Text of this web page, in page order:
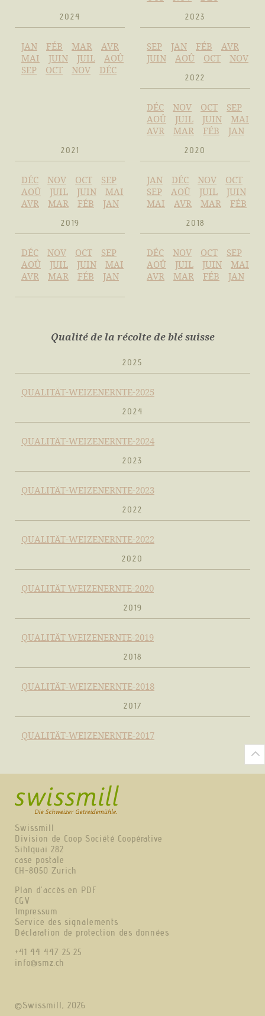
2024
JAN FÉB MAR
AVR
MAI
JUIN JUIL
AOÛ
SEP
OCT NOV DÉC
2023
SEP JAN FÉB
AVR
JUIN
AOÛ OCT NOV
2022
DÉC NOV OCT
SEP
AOÛ
JUIL JUIN
MAI
AVR
MAR FÉB JAN
2021
DÉC NOV OCT
SEP
AOÛ
JUIL JUIN
MAI
AVR
MAR FÉB JAN
2020
JAN DÉC NOV
OCT
SEP
AOÛ JUIL
JUIN
MAI
AVR MAR FÉB
2019
DÉC NOV OCT
SEP
AOÛ
JUIL JUIN
MAI
AVR
MAR FÉB JAN
2018
DÉC NOV OCT
SEP
AOÛ
JUIL JUIN
MAI
AVR
MAR FÉB JAN
Qualité de la récolte de blé suisse
2025
QUALITÄT-WEIZENERNTE-2025
2024
QUALITÄT-WEIZENERNTE-2024
2023
QUALITÄT-WEIZENERNTE-2023
2022
QUALITÄT-WEIZENERNTE-2022
2020
QUALITÄT WEIZENERNTE-2020
2019
QUALITÄT WEIZENERNTE-2019
2018
QUALITÄT-WEIZENERNTE-2018
2017
QUALITÄT-WEIZENERNTE-2017
Swissmill
Division de Coop Société Coopérative
Sihlquai 282
case postale
CH-8050 Zurich
Plan d'accès en PDF
CGV
Impressum
Service des signalements
Déclaration de protection des données
+41 44 447 25 25
info@smz.ch
©Swissmill, 2026